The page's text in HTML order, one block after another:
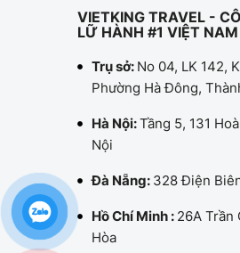
Trụ sở:No 04, LK 142,
Phường Hà Đông,
Hà Nội:Tầng 5, 131
Nội
Đà Nẵng:328 Điện
Hòa
Điện thoại: